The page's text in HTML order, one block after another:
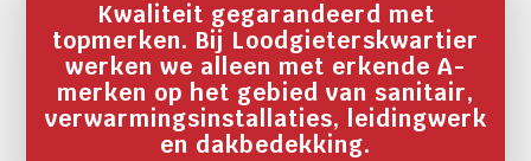
Kwaliteit gegarandeerd met
topmerken. Bij Loodgieterskwartier
werken we alleen met erkende A-
merken op het gebied van sanitair,
verwarmingsinstallaties, leidingwerk
en dakbedekking.